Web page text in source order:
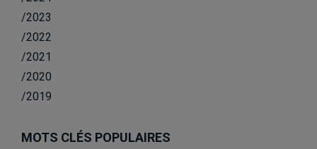
/2023
/2022
/2021
/2020
/2019
MOTS CLÉS POPULAIRES